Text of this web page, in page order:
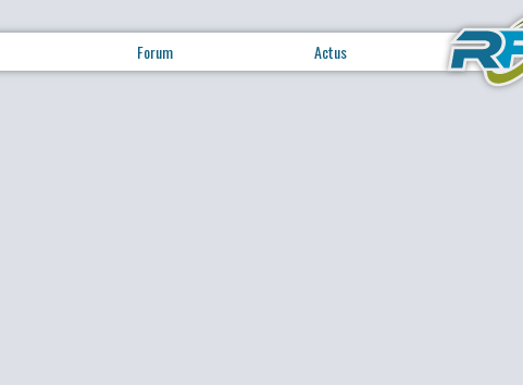
Forum Actus